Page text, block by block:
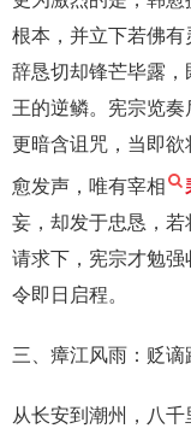
根本，并立下若佛
辞恳切却锋芒毕露
王的逆鳞。宪宗览奏
更暗含诅咒，当即
愈发声，唯有宰相
妄，却发于忠恳，
请求下，宪宗才勉
令即日启程。
三、瘴江风雨：贬
从长安到潮州，八